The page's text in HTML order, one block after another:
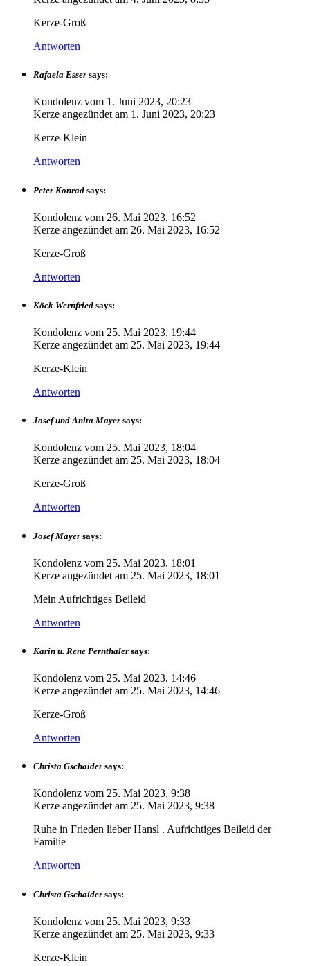
Kerze-Groß
Antworten
Rafaela Esser says:
Kondolenz vom 1. Juni 2023, 20:23
Kerze angezündet am 1. Juni 2023, 20:23
Kerze-Klein
Antworten
Peter Konrad says:
Kondolenz vom 26. Mai 2023, 16:52
Kerze angezündet am 26. Mai 2023, 16:52
Kerze-Groß
Antworten
Köck Wernfried says:
Kondolenz vom 25. Mai 2023, 19:44
Kerze angezündet am 25. Mai 2023, 19:44
Kerze-Klein
Antworten
Josef und Anita Mayer says:
Kondolenz vom 25. Mai 2023, 18:04
Kerze angezündet am 25. Mai 2023, 18:04
Kerze-Groß
Antworten
Josef Mayer says:
Kondolenz vom 25. Mai 2023, 18:01
Kerze angezündet am 25. Mai 2023, 18:01
Mein Aufrichtiges Beileid
Antworten
Karin u. Rene Pernthaler says:
Kondolenz vom 25. Mai 2023, 14:46
Kerze angezündet am 25. Mai 2023, 14:46
Kerze-Groß
Antworten
Christa Gschaider says:
Kondolenz vom 25. Mai 2023, 9:38
Kerze angezündet am 25. Mai 2023, 9:38
Ruhe in Frieden lieber Hansl . Aufrichtiges Beileid der
Familie
Antworten
Christa Gschaider says:
Kondolenz vom 25. Mai 2023, 9:33
Kerze angezündet am 25. Mai 2023, 9:33
Kerze-Klein